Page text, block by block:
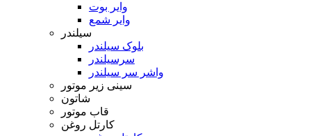
وایر بوت
وایر شمع
سیلندر
بلوک سیلندر
سرسیلندر
واشر سر سیلندر
سینی زیر موتور
شاتون
قاب موتور
کارتل روغن